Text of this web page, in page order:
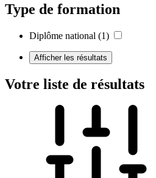
Type de formation
Diplôme national (1)
Afficher les résultats
Votre liste de résultats